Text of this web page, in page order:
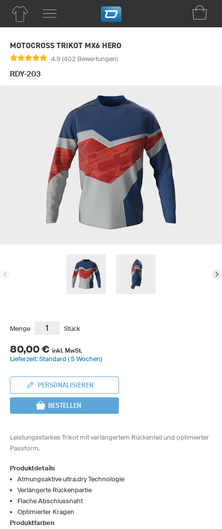
MOTOCROSS TRIKOT MX6 HERO
4.9 (402 Bewertungen)
RDY-203
Menge Stück
80,00 € inkl. MwSt.
Lieferzeit: Standard ( 5 Wochen)
PERSONALISIEREN
BESTELLEN
Leistungsstarkes Trikot mit verlängertem Rückenteil und optimierter
Passform.
Produktdetails
Atmungsaktive ultra.dry Technologie
Verlängerte Rückenpartie
Flache Abschlussnaht
Optimierter Kragen
Produktfarben